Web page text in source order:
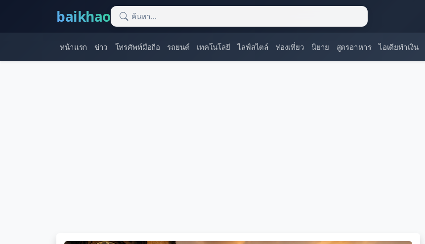
baikhao
หน้าแรก ข่าว โทรศัพท์มือถือ รถยนต์ เทคโนโลยี ไลฟ์สไตล์ ท่องเที่ยว นิยาย สูตรอาหาร ไอเดียทำเงิน